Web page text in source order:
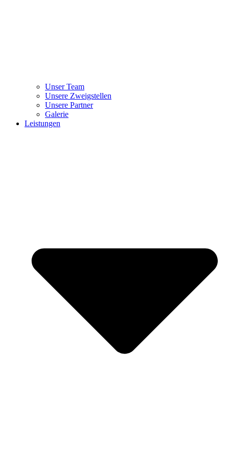
Unser Team
Unsere Zweigstellen
Unsere Partner
Galerie
Leistungen